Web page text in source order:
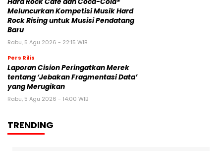
Meluncurkan Kompetisi Musik Hard
Rock Rising untuk Musisi Pendatang
Baru
Rabu, 5 Agu 2026 - 22:15 WIB
Pers Rilis
Laporan Cision Peringatkan Merek
tentang ‘Jebakan Fragmentasi Data’
yang Merugikan
Rabu, 5 Agu 2026 - 14:00 WIB
TRENDING